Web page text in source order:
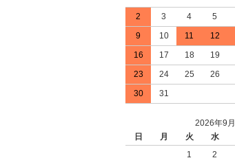
2
3 4 5
9
10 11 12
16
17 18 19
23
24 25 26
30
31
2026年9月
日
月 火 水
1
2